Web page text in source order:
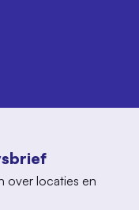
over locaties en